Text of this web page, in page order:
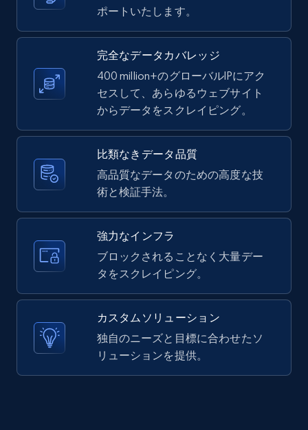
LinkedIn posts - Discover new posts
company URL
URL, ID, User id, Use url, Title, Headline, Post
text, Date posted, and more.
1.5K+ 無料トライアル
X (formerly Twitter) - Posts
ID, User posted, Name, Description, Date
10.4K+ 1.2K+
X (formerly Twitter) - Posts - Collecting
Twitter posts URLs
ID, User posted, Name, Description, Date
ポートいたします。
完全なデータカバレッジ
400 million+のグローバルIPにアク
セスして、あらゆるウェブサイト
からデータをスクレイピング。
比類なきデータ品質
高品質なデータのための高度な技
術と検証手法。
強力なインフラ
ブロックされることなく大量デー
タをスクレイピング。
カスタムソリューション
独自のニーズと目標に合わせたソ
リューションを提供。